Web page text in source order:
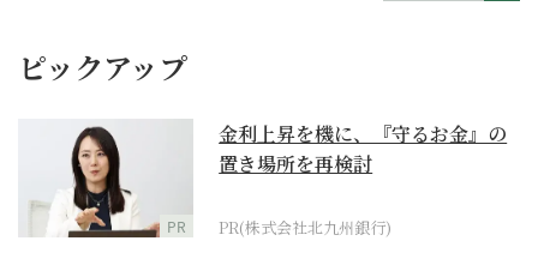
ピックアップ
PR
金利上昇を機に、『守るお金』の
置き場所を再検討
PR(株式会社北九州銀行)